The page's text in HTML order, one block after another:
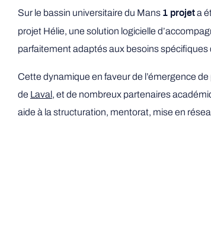
Sur le bassin universitaire du Mans 1 projet a
projet Hélie, une solution logicielle
parfaitement adaptés aux besoins spécifiques
Cette dynamique en faveur de l’émergence
de Laval, et de nombreux partenaires
aide à la structuration, mentorat, mise en